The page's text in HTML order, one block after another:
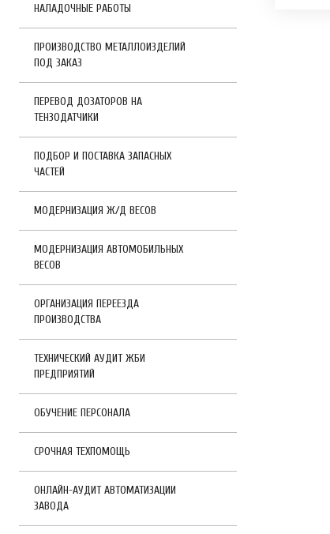
НАЛАДОЧНЫЕ РАБОТЫ
ПРОИЗВОДСТВО МЕТАЛЛОИЗДЕЛИЙ
ПОД ЗАКАЗ
ПЕРЕВОД ДОЗАТОРОВ НА
ТЕНЗОДАТЧИКИ
ПОДБОР И ПОСТАВКА ЗАПАСНЫХ
ЧАСТЕЙ
МОДЕРНИЗАЦИЯ Ж/Д ВЕСОВ
МОДЕРНИЗАЦИЯ АВТОМОБИЛЬНЫХ
ВЕСОВ
ОРГАНИЗАЦИЯ ПЕРЕЕЗДА
ПРОИЗВОДСТВА
ТЕХНИЧЕСКИЙ АУДИТ ЖБИ
ПРЕДПРИЯТИЙ
ОБУЧЕНИЕ ПЕРСОНАЛА
СРОЧНАЯ ТЕХПОМОЩЬ
ОНЛАЙН-АУДИТ АВТОМАТИЗАЦИИ
ЗАВОДА